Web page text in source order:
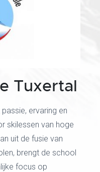
Tuxertal
ervaring en
skilessen van hoge
uit de fusie van
brengt de school
focus op